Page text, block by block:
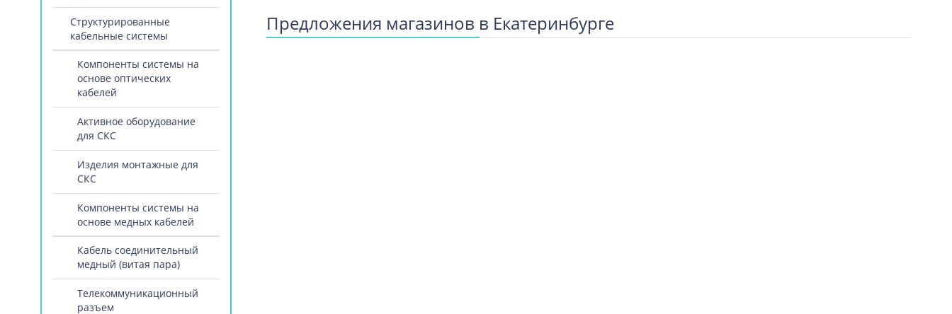
Структурированные
кабельные системы
Компоненты системы на
основе оптических
кабелей
Активное оборудование
для СКС
Изделия монтажные для
СКС
Компоненты системы на
основе медных кабелей
Кабель соединительный
медный (витая пара)
Телекоммуникационный
разъем
Количество аудио разъемов cinch:
Предложения магазинов в Екатеринбурге